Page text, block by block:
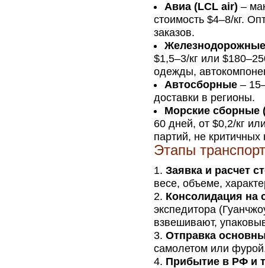
Авиа (LCL air) –
стоимость $4–8/кг.
заказов.
$1,5–3/кг или
одежды,
Автосборные –
доставки в регионы.
Морские сборные
60 дней, от $0,2/кг
партий, не критичных
Этапы
Заявка и расчет
весе, объеме,
Консолидация на
экспедитора
взвешивают,
Отправка
самолетом или
Прибытие в РФ и